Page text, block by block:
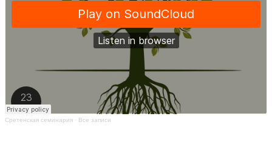
Сретенская семинария · Все записи